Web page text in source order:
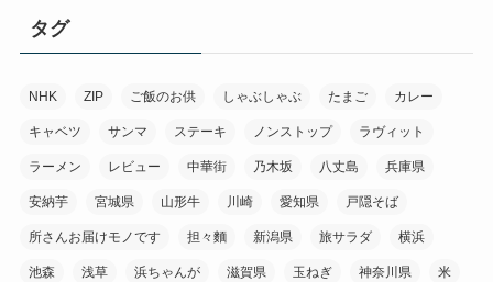
タグ
NHK ZIP ご飯のお供 しゃぶしゃぶ たまご カレー
キャベツ サンマ ステーキ ノンストップ ラヴィット
ラーメン レビュー 中華街 乃木坂 八丈島 兵庫県
安納芋 宮城県 山形牛 川崎 愛知県 戸隠そば
所さんお届けモノです 担々麵 新潟県 旅サラダ 横浜
池森 浅草 浜ちゃんが 滋賀県 玉ねぎ 神奈川県 米